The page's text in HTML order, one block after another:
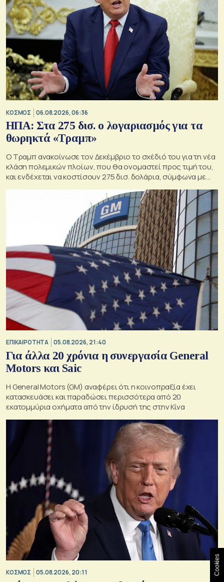
ΚΟΣΜΟΣ 06.08.2026, 06:36
ΗΠΑ: Στα 275 δισ. ο λογαριασμός για τα
θωρηκτά «Τραμπ»
Ο Τραμπ ανακοίνωσε τον Δεκέμβριο το σχέδιό του για τη νέα
κλάση πολεμικών πλοίων, που θα ονομαστεί προς τιμή του,
και ενδέχεται να κοστίσουν 275 δισ. δολάρια, σύμφωνα με
ΕΠΙΚΑΙΡΟΤΗΤΑ 05.08.2026, 21:40
Για άλλα 20 χρόνια η συνεργασία General
Motors και Saic
Η General Motors (GM) αναφέρει ότι η κοινοπραξία έχει
κατασκευάσει και παραδώσει περισσότερα από 20
εκατομμύρια οχήματα από την ίδρυσή της στην Κίνα
ΚΟΣΜΟΣ 05.08.2026, 20:11 Cookies